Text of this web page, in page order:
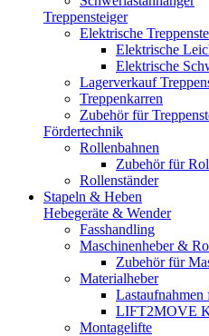
Treppensteiger
Elektrische
Elektrische
Elektrische
Lagerverkauf
Treppenkarren
Zubehör für
Fördertechnik
Rollenbahnen
Zubehör für
Rollenständer
Stapeln & Heben
Hebegeräte & Wender
Fasshandling
Maschinenheber &
Zubehör für
Materialheber
LIFT2MOVE
Montagelifte